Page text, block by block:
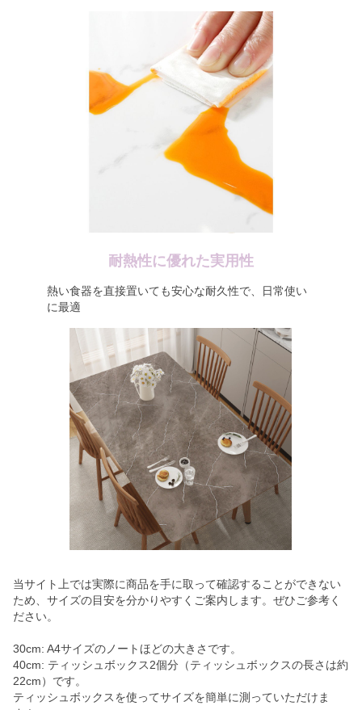
耐熱性に優れた実用性
熱い食器を直接置いても安心な耐久性で、日常使い
に最適
当サイト上では実際に商品を手に取って確認することができない
ため、サイズの目安を分かりやすくご案内します。ぜひご参考く
ださい。
30cm: A4サイズのノートほどの大きさです。
40cm: ティッシュボックス2個分（ティッシュボックスの長さは約
22cm）です。
ティッシュボックスを使ってサイズを簡単に測っていただけま